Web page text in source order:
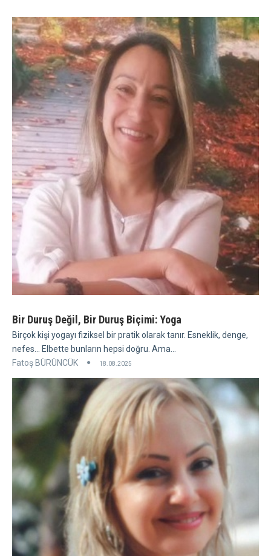
Bir Duruş Değil, Bir Duruş Biçimi: Yoga
Birçok kişi yogayı fiziksel bir pratik olarak tanır. Esneklik, denge,
nefes... Elbette bunların hepsi doğru. Ama...
Fatoş BÜRÜNCÜK
18.08.2025